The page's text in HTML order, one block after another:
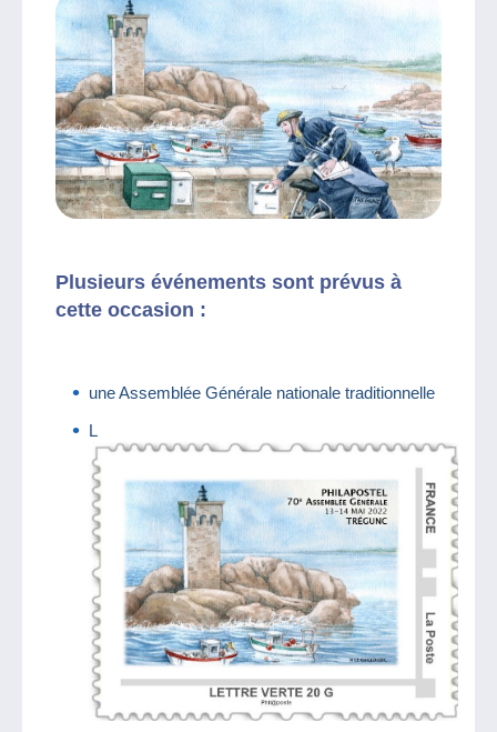
Plusieurs événements sont prévus à
cette occasion :
une Assemblée Générale nationale traditionnelle
L